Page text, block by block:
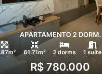
APARTAMENTO 2 DORM.
61.71m² 2 dorms 1 suíte
R$ 780.000